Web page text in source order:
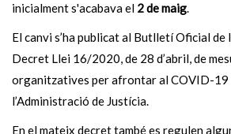
inicialment s'acabava el 2 de maig.
El canvi s’ha publicat al Butlletí Oficial de
Decret Llei 16/2020, de 28 d’abril, de
organitzatives per afrontar al COVID-19
l’Administració de Justícia.
En el mateix decret també es regulen